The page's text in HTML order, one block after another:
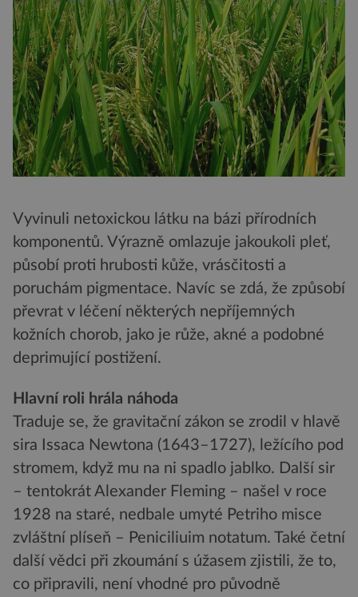
Vyvinuli netoxickou látku na bázi přírodních
komponentů. Výrazně omlazuje jakoukoli pleť,
působí proti hrubosti kůže, vrásčitosti a
poruchám pigmentace. Navíc se zdá, že způsobí
převrat v léčení některých nepříjemných
kožních chorob, jako je růže, akné a podobné
deprimující postižení.
Hlavní roli hrála náhoda
Traduje se, že gravitační zákon se zrodil v hlavě
sira Issaca Newtona (1643–1727), ležícího pod
stromem, když mu na ni spadlo jablko. Další sir
– tentokrát Alexander Fleming – našel v roce
1928 na staré, nedbale umyté Petriho misce
zvláštní plíseň – Peniciliuim notatum. Také četní
další vědci při zkoumání s úžasem zjistili, že to,
co připravili, není vhodné pro původně